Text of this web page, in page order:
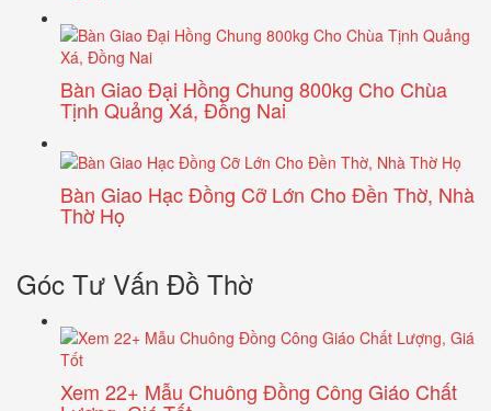
Bàn Giao Đại Hồng Chung 800kg Cho Chùa
Tịnh Quảng Xá, Đồng Nai
Bàn Giao Hạc Đồng Cỡ Lớn Cho Đền Thờ, Nhà
Thờ Họ
Góc Tư Vấn Đồ Thờ
Xem 22+ Mẫu Chuông Đồng Công Giáo Chất